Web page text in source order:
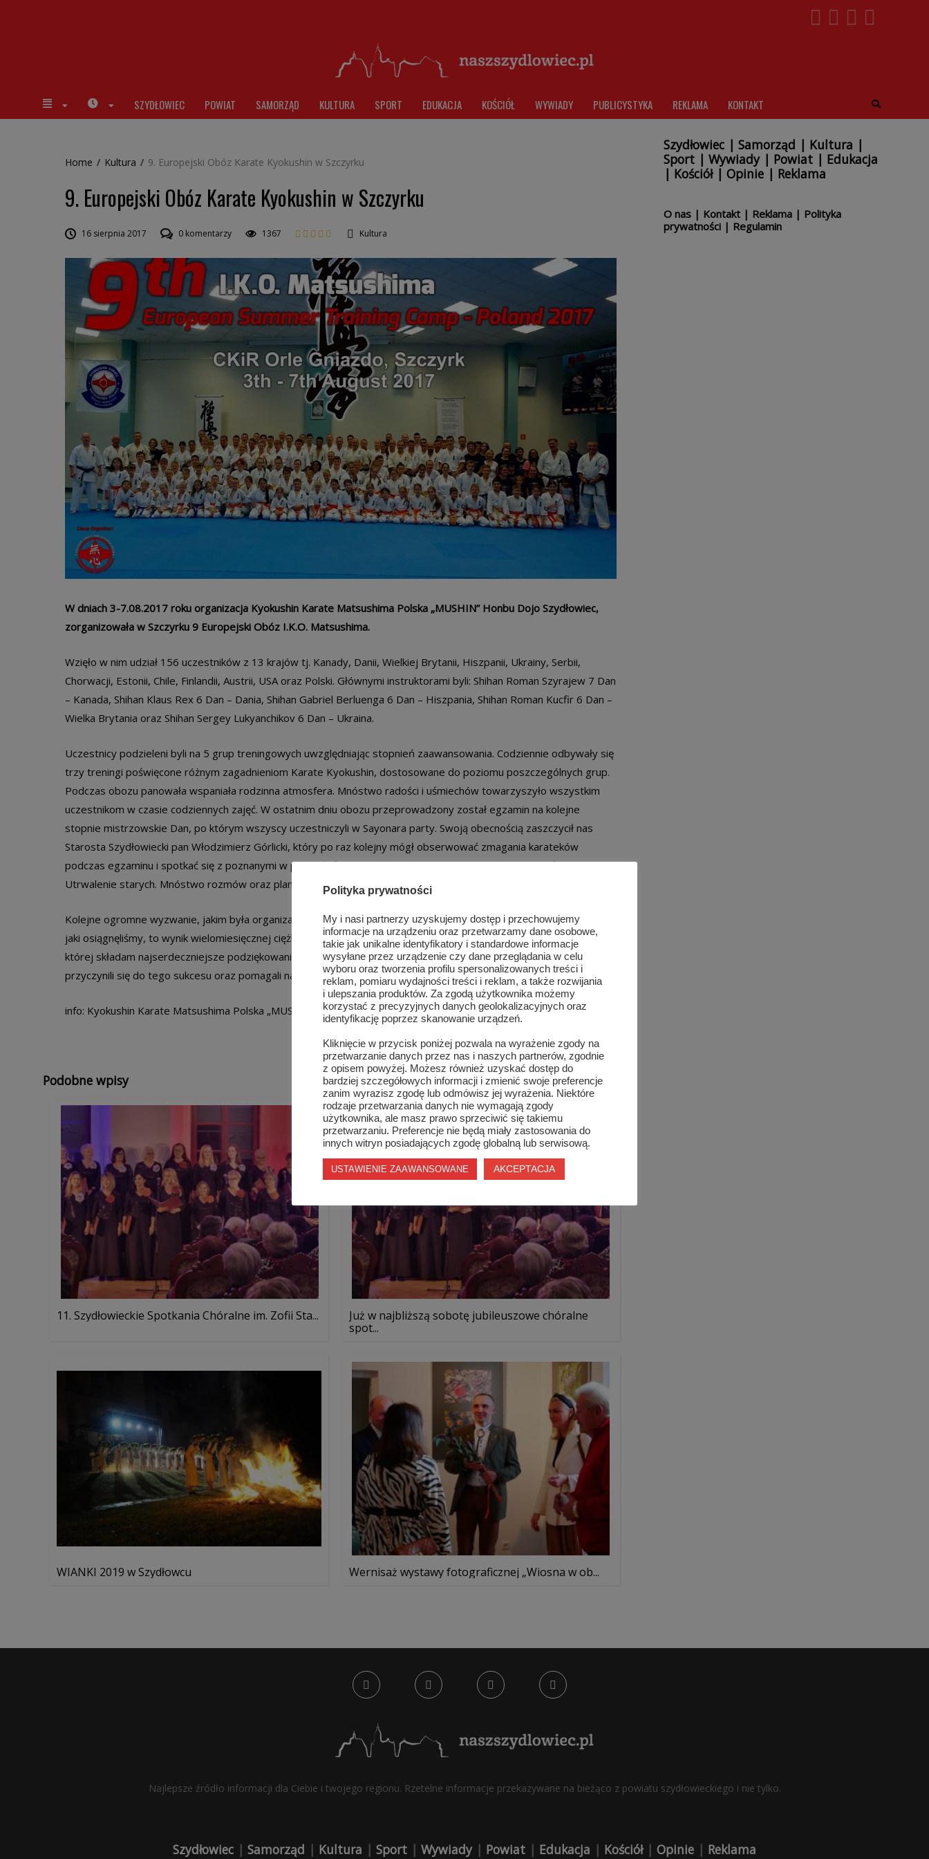
SZYDŁOWIEC POWIAT SAMORZĄD KULTURA SPORT EDUKACJA KOŚCIÓŁ WYWIADY PUBLICYSTYKA REKLAMA KONTAKT
Home / Kultura / 9. Europejski Obóz Karate Kyokushin w Szczyrku
9. Europejski Obóz Karate Kyokushin w Szczyrku
16 sierpnia 2017 0 komentarzy 1367 Kultura
W dniach 3-7.08.2017 roku organizacja Kyokushin Karate Matsushima Polska „MUSHIN” Honbu Dojo Szydłowiec,
zorganizowała w Szczyrku 9 Europejski Obóz I.K.O. Matsushima.
Wzięło w nim udział 156 uczestników z 13 krajów tj. Kanady, Danii, Wielkiej Brytanii, Hiszpanii, Ukrainy, Serbii,
Chorwacji, Estonii, Chile, Finlandii, Austrii, USA oraz Polski. Głównymi instruktorami byli: Shihan Roman Szyrajew 7 Dan
– Kanada, Shihan Klaus Rex 6 Dan – Dania, Shihan Gabriel Berluenga 6 Dan – Hiszpania, Shihan Roman Kucfir 6 Dan –
Wielka Brytania oraz Shihan Sergey Lukyanchikov 6 Dan – Ukraina.
Uczestnicy podzieleni byli na 5 grup treningowych uwzględniając stopnień zaawansowania. Codziennie odbywały się
trzy treningi poświęcone różnym zagadnieniom Karate Kyokushin, dostosowane do poziomu poszczególnych grup.
Podczas obozu panowała wspaniała rodzinna atmosfera. Mnóstwo radości i uśmiechów towarzyszyło wszystkim
uczestnikom w czasie codziennych zajęć. W ostatnim dniu obozu przeprowadzony został egzamin na kolejne
stopnie mistrzowskie Dan, po którym wszyscy uczestniczyli w Sayonara party. Swoją obecnością zaszczycił nas
Starosta Szydłowiecki pan Włodzimierz Górlicki, który po raz kolejny mógł obserwować zmagania karateków
podczas egzaminu i spotkać się z poznanymi w przeszłości instruktorami. Nawiązanie nowych znajomości.
Utrwalenie starych. Mnóstwo rozmów oraz plany na przyszłość. To wszystko towarzyszyło uczestnikom obozu.
Kolejne ogromne wyzwanie, jakim była organizacja 9 Europejskiego Obozu Karate Kyokushin i bezgraniczny sukces
jaki osiągnęliśmy, to wynik wielomiesięcznej ciężkiej pracy kadry instruktorsko- pedagogicznej naszej organizacji,
której składam najserdeczniejsze podziękowania. Dziękuję również wszystkim, którzy w najmniejszym stopniu
przyczynili się do tego sukcesu oraz pomagali nam w realizacji tego przedsięwzięcia. Ogromne OSU!!!
info: Kyokushin Karate Matsushima Polska „MUSHIN” Honbu Dojo Szydłowiec
Podobne wpisy
11. Szydłowieckie Spotkania Chóralne im. Zofii Sta...
Już w najbliższą sobotę jubileuszowe chóralne
spot...
WIANKI 2019 w Szydłowcu Wernisaż wystawy fotograficznej „Wiosna w ob...
Szydłowiec| Samorząd | Kultura |
Sport| Wywiady| Powiat| Edukacja
| Kościół| Opinie| Reklama
O nas| Kontakt| Reklama| Polityka
prywatności| Regulamin
Najlepsze źródło informacji dla Ciebie i twojego regionu. Rzetelne informacje przekazywane na bieżąco z powiatu szydłowieckiego i nie tylko.
Szydłowiec | Samorząd | Kultura | Sport | Wywiady| Powiat | Edukacja | Kościół| Opinie | Reklama
Polityka prywatności
My i nasi partnerzy uzyskujemy dostęp i przechowujemy
informacje na urządzeniu oraz przetwarzamy dane osobowe,
takie jak unikalne identyfikatory i standardowe informacje
wysyłane przez urządzenie czy dane przeglądania w celu
wyboru oraz tworzenia profilu spersonalizowanych treści i
reklam, pomiaru wydajności treści i reklam, a także rozwijania
i ulepszania produktów. Za zgodą użytkownika możemy
korzystać z precyzyjnych danych geolokalizacyjnych oraz
identyfikację poprzez skanowanie urządzeń.
Kliknięcie w przycisk poniżej pozwala na wyrażenie zgody na
przetwarzanie danych przez nas i naszych partnerów, zgodnie
z opisem powyżej. Możesz również uzyskać dostęp do
bardziej szczegółowych informacji i zmienić swoje preferencje
zanim wyrazisz zgodę lub odmówisz jej wyrażenia. Niektóre
rodzaje przetwarzania danych nie wymagają zgody
użytkownika, ale masz prawo sprzeciwić się takiemu
przetwarzaniu. Preferencje nie będą miały zastosowania do
innych witryn posiadających zgodę globalną lub serwisową.
USTAWIENIE ZAAWANSOWANE AKCEPTACJA